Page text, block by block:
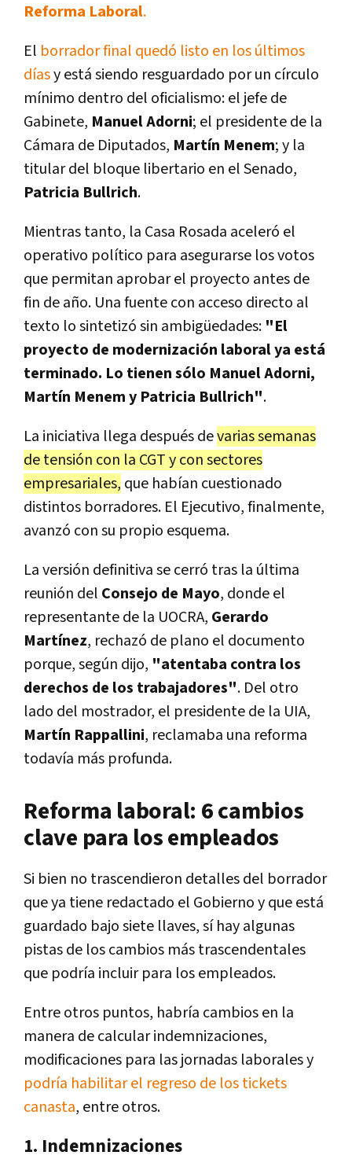
Reforma Laboral.
El borrador final quedó listo en los últimos
díasy está siendo resguardado por un círculo
mínimo dentro del oficialismo: el jefe de
Gabinete, Manuel Adorni; el presidente de la
Cámara de Diputados, Martín Menem; y la
titular del bloque libertario en el Senado,
Patricia Bullrich.
Mientras tanto, la Casa Rosada aceleró el
operativo político para asegurarse los votos
que permitan aprobar el proyecto antes de
fin de año. Una fuente con acceso directo al
texto lo sintetizó sin ambigüedades: "El
proyecto de modernización laboral ya está
terminado. Lo tienen sólo Manuel Adorni,
Martín Menem y Patricia Bullrich".
La iniciativa llega después devarias semanas
de tensión con la CGT y con sectores
empresariales, que habían cuestionado
distintos borradores. El Ejecutivo, finalmente,
avanzó con su propio esquema.
La versión definitiva se cerró tras la última
reunión del Consejo de Mayo, donde el
representante de la UOCRA, Gerardo
Martínez, rechazó de plano el documento
porque, según dijo, "atentaba contra los
derechos de los trabajadores". Del otro
lado del mostrador, el presidente de la UIA,
Martín Rappallini, reclamaba una reforma
todavía más profunda.
Reforma laboral: 6 cambios
clave para los empleados
Si bien no trascendieron detalles del borrador
que ya tiene redactado el Gobierno y que está
guardado bajo siete llaves, sí hay algunas
pistas de los cambios más trascendentales
que podría incluir para los empleados.
Entre otros puntos, habría cambios en la
manera de calcular indemnizaciones,
modificaciones para las jornadas laborales y
podría habilitar el regreso de los tickets
canasta, entre otros.
1. Indemnizaciones